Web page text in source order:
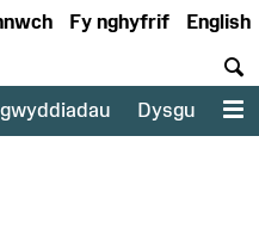
English
Fy nghyfrif
Dysgu